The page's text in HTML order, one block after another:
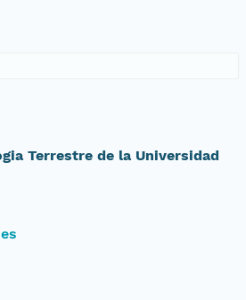
Terrestre de la Universidad